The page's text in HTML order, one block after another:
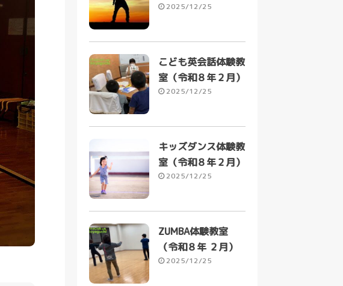
2025/12/25
こども英会話体験教
室（令和８年２月）
2025/12/25
キッズダンス体験教
室（令和８年２月）
2025/12/25
ZUMBA体験教室
（令和８年 ２月）
2025/12/25